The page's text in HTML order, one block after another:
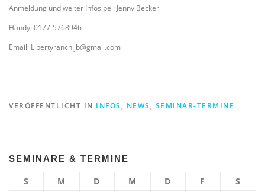
Anmeldung und weiter Infos bei: Jenny Becker
Handy: 0177-5768946
Email: Libertyranch.jb@gmail.com
VERÖFFENTLICHT IN INFOS , NEWS , SEMINAR-TERMINE
SEMINARE & TERMINE
S M D M D F S